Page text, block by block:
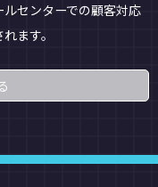
センターでの顧客対応
ます。